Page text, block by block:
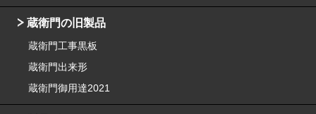
蔵衛門の旧製品
蔵衛門工事黒板
蔵衛門出来形
蔵衛門御用達2021